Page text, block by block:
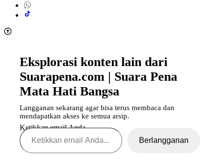
Eksplorasi konten lain dari
Suarapena.com | Suara Pena
Mata Hati Bangsa
Langganan sekarang agar bisa terus membaca dan
mendapatkan akses ke semua arsip.
Ketikkan email Anda...
Berlangganan